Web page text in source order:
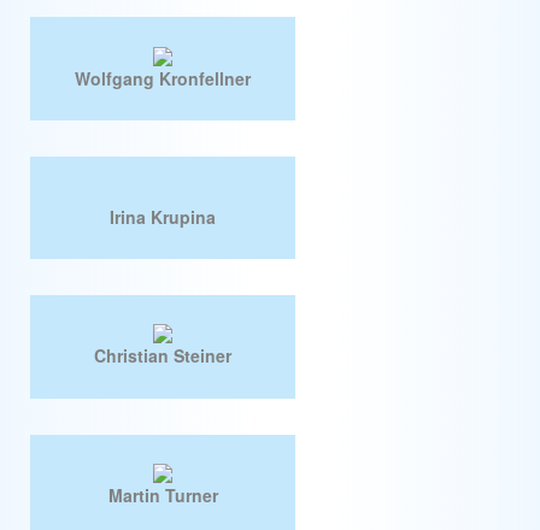
Wolfgang Kronfellner
Irina Krupina
Christian Steiner
Martin Turner